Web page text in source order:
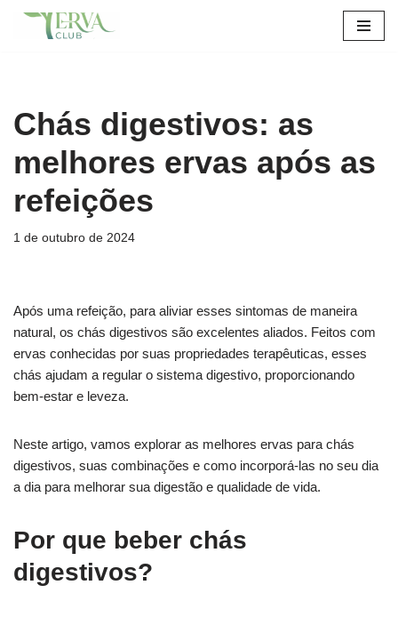
conteúdo
Chás digestivos: as
melhores ervas após as
refeições
1 de outubro de 2024
Após uma refeição, para aliviar esses sintomas de maneira
natural, os chás digestivos são excelentes aliados. Feitos com
ervas conhecidas por suas propriedades terapêuticas, esses
chás ajudam a regular o sistema digestivo, proporcionando
bem-estar e leveza.
Neste artigo, vamos explorar as melhores ervas para chás
digestivos, suas combinações e como incorporá-las no seu dia
a dia para melhorar sua digestão e qualidade de vida.
Por que beber chás
digestivos?